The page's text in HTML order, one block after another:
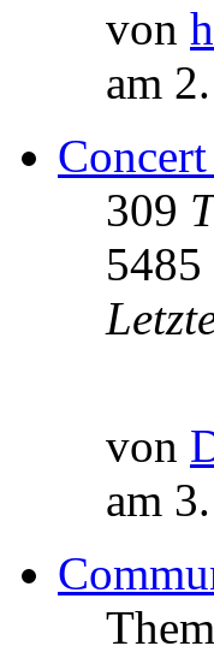
von
am
309
5485
von
am